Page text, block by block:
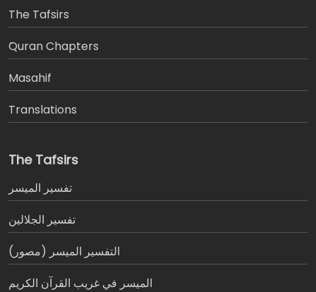
The Tafsirs
َQuran Chapters
Masahif
Translations
The Tafsirs
تفسير المیسر
تفسير الجلالين
التفسير الميسر (مصور)
الميسر في غريب القرآن الكريم